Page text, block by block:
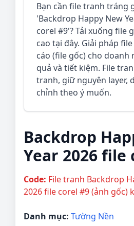
Bạn cần file tranh tráng
'Backdrop Happy New
corel #9'? Tải xuống file
cao tại đây. Giải pháp
cáo (file gốc) cho doanh
quả và tiết kiệm. File
tranh, giữ nguyên layer,
chỉnh theo ý muốn.
Backdrop
Year 2026 file
Code: File tranh Backdrop
2026 file corel #9 (ảnh gốc)
Danh mục: Tường Nền